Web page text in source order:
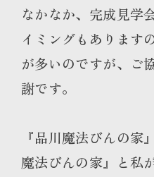
なかなか、完成見学
イミングもあります
が多いのですが、ご
謝です。
『品川魔法びんの家
魔法びんの家』と私